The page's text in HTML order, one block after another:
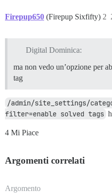
Firepup650 (Firepup Sixfifty) 2
Digital Dominica:
ma non vedo un’opzione per
tag
/admin/site_settings/
filter=enable solved tags
4 Mi Piace
Argomenti correlati
Argomento